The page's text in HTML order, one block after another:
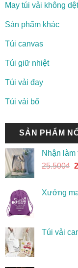
May túi vải không dệt
Sản phẩm khác
Túi canvas
Túi giữ nhiệt
Túi vải đay
Túi vải bố
SẢN PHẨM
Nhận làm
25.500₫
Xưởng
Túi vải